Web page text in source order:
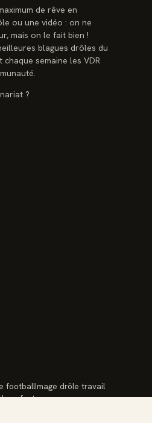
de rêve en
ou une vidéo : on ne
mais on le fait bien !
blagues drôles du
semaine les VDR
?
footballImage drôle travail
enfants